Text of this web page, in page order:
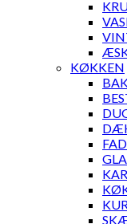
KØKKEN